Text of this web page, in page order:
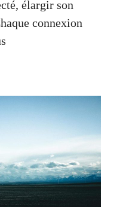
élargir son
connexion